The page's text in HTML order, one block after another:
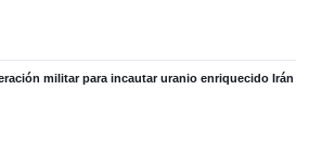
militar para incautar uranio enriquecido Irán